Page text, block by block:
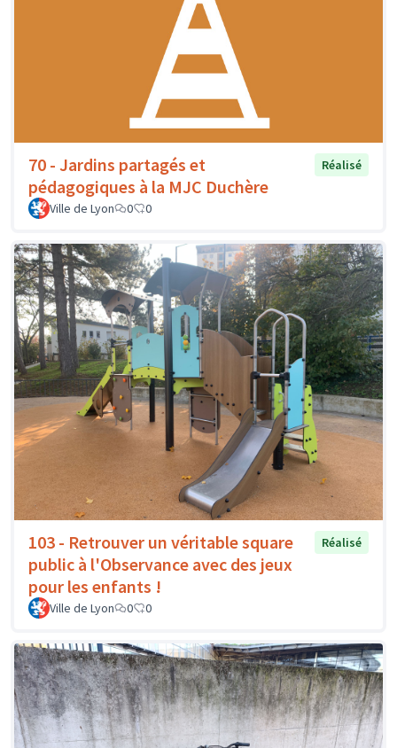
70 - Jardins partagés et
pédagogiques à la MJC Duchère
Réalisé
Ville de Lyon 0 0
103 - Retrouver un véritable square
public à l'Observance avec des jeux
pour les enfants !
Réalisé
Ville de Lyon 0 0